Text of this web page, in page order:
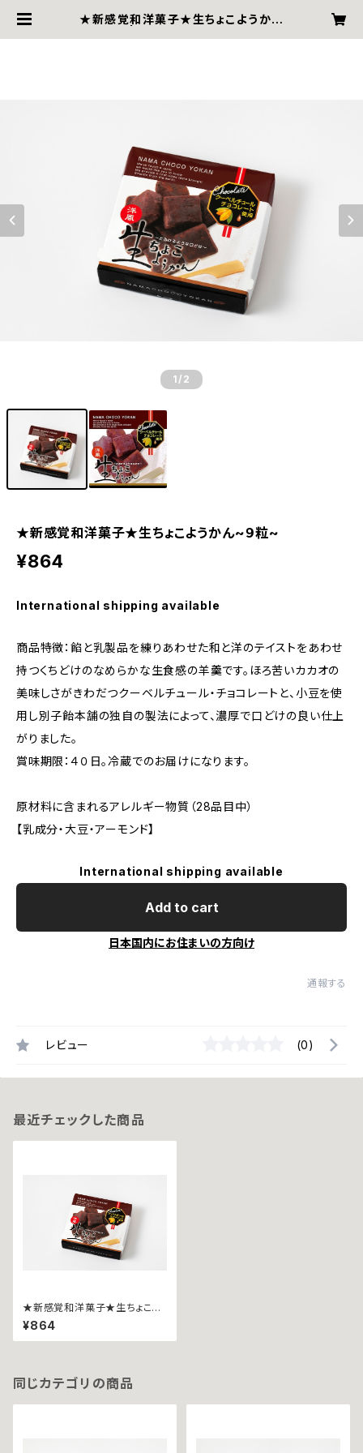
★新感覚和洋菓子★生ちょこようかん
1 /2
★新感覚和洋菓子★生ちょこようかん~９粒~
¥864
International shipping available
商品特徴：餡と乳製品を練りあわせた和と洋のテイストをあわせ
持つくちどけのなめらかな生食感の羊羹です。ほろ苦いカカオの
美味しさがきわだつクーベルチュール・チョコレートと、小豆を使
用し別子飴本舗の独自の製法によって、濃厚で口どけの良い仕上
がりました。
賞味期限：４０日。冷蔵でのお届けになります。
原材料に含まれるアレルギー物質（28品目中）
【乳成分・大豆・アーモンド】
International shipping available
Add to cart
日本国内にお住まいの方向け
通報する
レビュー (0)
最近チェックした商品
★新感覚和洋菓子★生ちょこよ
うかん~９粒~
¥864
同じカテゴリの商品